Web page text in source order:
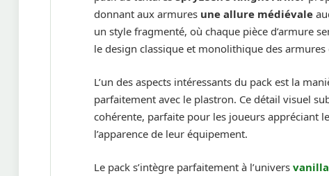
donnant aux armures une allure médiévale
un style fragmenté, où chaque pièce d’armure
le design classique et monolithique des armures
L’un des aspects intéressants du pack est la
parfaitement avec le plastron. Ce détail visuel
cohérente, parfaite pour les joueurs appréciant
l’apparence de leur équipement.
Le pack s’intègre parfaitement à l’univers